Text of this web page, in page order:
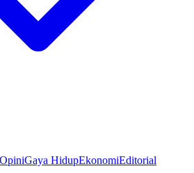
OpiniGaya HidupEkonomiEditorial